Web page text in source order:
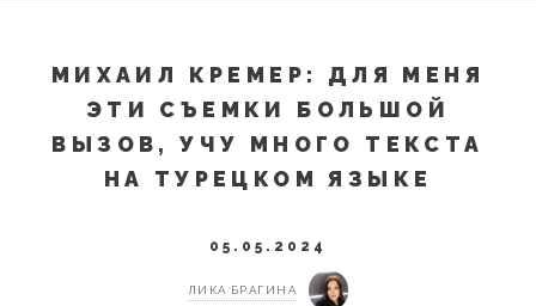
МИХАИЛ КРЕМЕР: ДЛЯ МЕНЯ
ЭТИ СЪЕМКИ БОЛЬШОЙ
ВЫЗОВ, УЧУ МНОГО ТЕКСТА
НА ТУРЕЦКОМ ЯЗЫКЕ
05.05.2024
ЛИКА БРАГИНА